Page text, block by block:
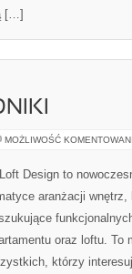
[…]
MOŻLIWOŚĆ
Design to
aranżacji
oraz loftu. To
którzy